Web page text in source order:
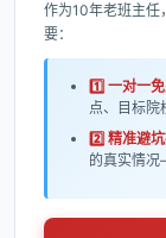
作为10年老班主任
要：
1️⃣ 一对一免
点、目标院
2️⃣ 精准避坑
的真实情